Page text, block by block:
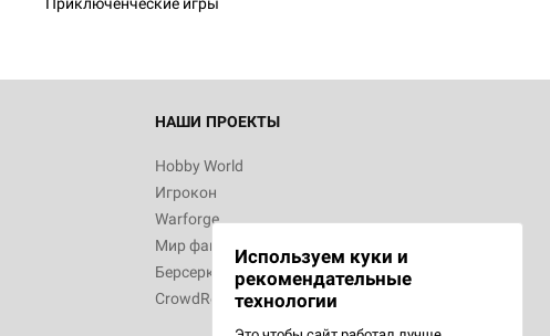
НАШИ ПРОЕКТЫ
Hobby World
Игрокон
Warforge
Мир фантастики
Берсерк
CrowdRepublic
Используем куки и
рекомендательные
технологии